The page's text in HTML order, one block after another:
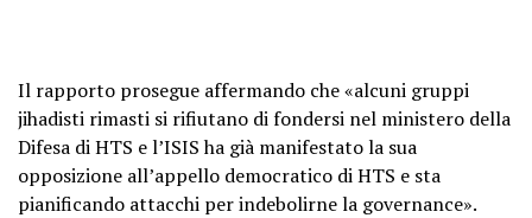
Il rapporto prosegue affermando che «alcuni gruppi
jihadisti rimasti si rifiutano di fondersi nel ministero della
Difesa di HTS e l’ISIS ha già manifestato la sua
opposizione all’appello democratico di HTS e sta
pianificando attacchi per indebolirne la governance».